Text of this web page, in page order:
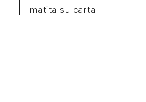
matita su carta